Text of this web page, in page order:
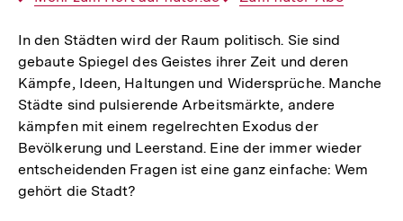
In den Städten wird der Raum politisch. Sie sind
gebaute Spiegel des Geistes ihrer Zeit und deren
Kämpfe, Ideen, Haltungen und Widersprüche. Manche
Städte sind pulsierende Arbeitsmärkte, andere
kämpfen mit einem regelrechten Exodus der
Bevölkerung und Leerstand. Eine der immer wieder
entscheidenden Fragen ist eine ganz einfache: Wem
gehört die Stadt?